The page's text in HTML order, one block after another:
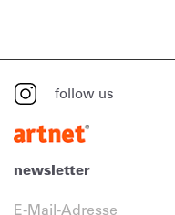
follow us
newsletter